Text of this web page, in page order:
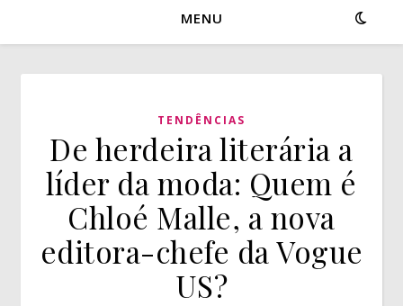
MENU
TENDÊNCIAS
De herdeira literária a
líder da moda: Quem é
Chloé Malle, a nova
editora-chefe da Vogue
US?